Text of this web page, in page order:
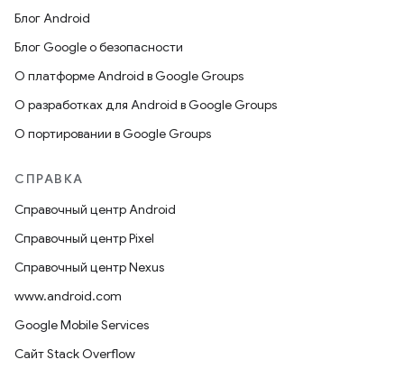
Блог Android
Блог Google о безопасности
О платформе Android в Google Groups
О разработках для Android в Google Groups
О портировании в Google Groups
СПРАВКА
Справочный центр Android
Справочный центр Pixel
Справочный центр Nexus
www.android.com
Google Mobile Services
Сайт Stack Overflow